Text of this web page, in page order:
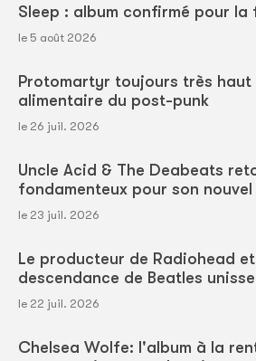
Sleep : album confirmé pour
le 5 août 2026
Protomartyr toujours très haut
alimentaire du post-punk
le 26 juil. 2026
Uncle Acid & The Deabeats
fondamenteux pour son nouvel
le 23 juil. 2026
Le producteur de Radiohead
descendance de Beatles
le 22 juil. 2026
Chelsea Wolfe: l'album à la